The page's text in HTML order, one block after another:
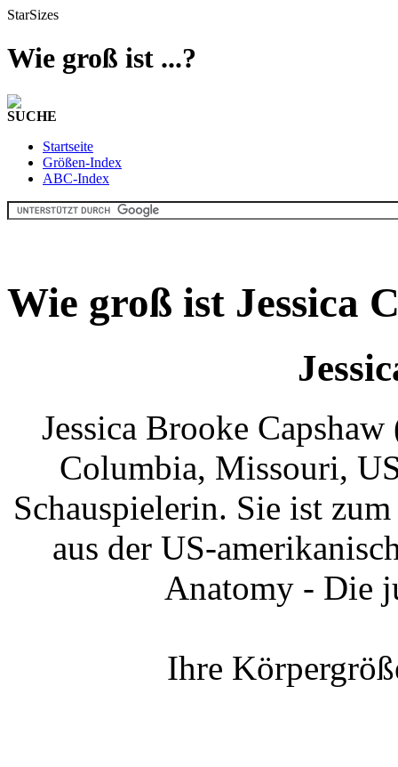
StarSizes
Wie groß ist ...?
SUCHE
Startseite
Größen-Index
ABC-Index
Wie groß ist Jessica
Jessica Brooke
Columbia, Missouri,
Schauspielerin. Sie ist
aus der US-
Anatomy - Die
Ihre